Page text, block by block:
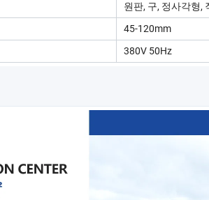
원판, 구, 정사각형,
45-120mm
380V 50Hz